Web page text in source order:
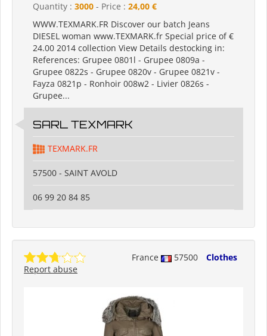
Quantity : 3000 - Price : 24,00 €
WWW.TEXMARK.FR Discover our batch Jeans
DIESEL woman www.TEXMARK.fr Special price of €
24.00 2014 collection View Details destocking in:
References: Grupee 0801l - Grupee 0809a -
Grupee 0822s - Grupee 0820v - Grupee 0821v -
Fayza 0821p - Ronhoir 008w2 - Livier 0826s -
Grupee...
SARL TEXMARK
TEXMARK.FR
57500 - SAINT AVOLD
06 99 20 84 85
France 57500
Clothes
Report abuse